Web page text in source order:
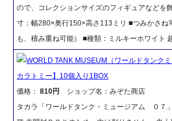
ので、コレクションサイズのフィギュアなどを
寸：幅280×奥行150×高さ113ミリ ■つみかさね
も、積み重ね可能） ■種類：ミルキーホワイト
WORLD TANK MUSEUM（ワールドタンク
カラトミー】10個入り1BOX
価格：810円
ショップ名：みぞた商店
タカラ「ワールドタンク・ミュージアム ０７